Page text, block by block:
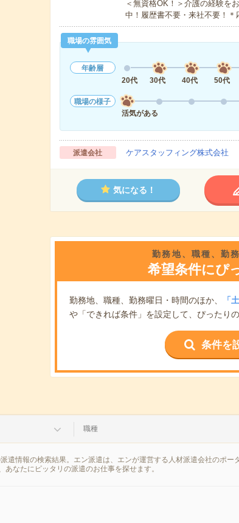
＜無資格OK！＞介護の経験を
中！履歴書不要・来社不要！
職場の雰囲気
年齢層
20代
30代 40代 50代
職場の様子
活気がある
派遣会社 ケアスタッフィング株式会社
気になる！
勤務地、職種、勤
希望条件にぴ
勤務地、職種、勤務曜日・時間のほか、 「
や「できれば条件」を設定して、ぴったり
条件を
職種
遣情報の検索結果。エン派遣は、エンが運営する人材派遣会社のポ
なたにピッタリの派遣のお仕事を探せます。